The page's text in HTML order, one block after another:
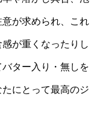
が求められ、これ
が重くなったりし
ター入り・無しを
にとって最高のジ